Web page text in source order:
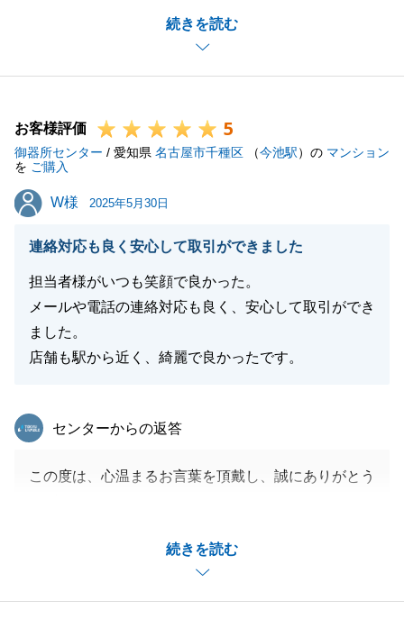
続きを読む
ご相談をいただいてから決済・引渡に至るまで、常に
ご丁寧にご対応をいただき、重ねて感謝申し上げま
す。
れしく思います。
今回ご相談いただいたご縁を大切にし、今後もK様の
お役に立てるよう取り組んでまいります。
不動産についてのお困りごとがありましたら、どんな
今後とも何卒、よろしくお願いいたします。
お客様評価 5
御器所センター / 愛知県 名古屋市千種区 （今池駅）の マンション
を ご購入
W様
W様 2025年5月30日
連絡対応も良く安心して取引ができました
担当者様がいつも笑顔で良かった。
メールや電話の連絡対応も良く、安心して取引ができ
ました。
店舗も駅から近く、綺麗で良かったです。
続きを読む
東急リバブル
センターからの返答
この度は、心温まるお言葉を頂戴し、誠にありがとう
ができましたこと、感謝申し上げます。
今後とも、何かご不明な点やご相談がございました
ら、どうぞお気軽にお申し付けください。